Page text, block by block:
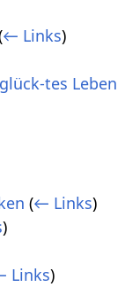
← Links)
tes Leben
(← Links)
)
Links)